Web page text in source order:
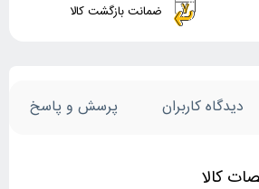
ضمانت بازگشت کالا
دیدگاه کاربران پرسش و پاسخ
کالا